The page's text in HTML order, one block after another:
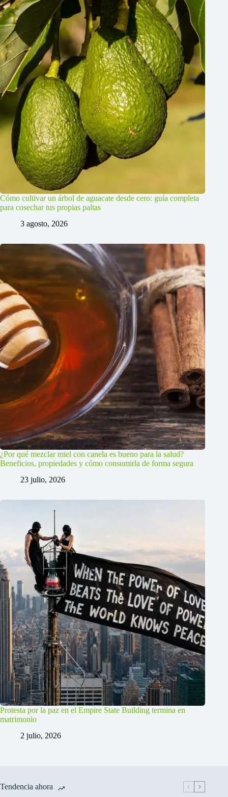
Cómo cultivar un árbol de aguacate desde cero: guía completa
para cosechar tus propias paltas
3 agosto, 2026
¿Por qué mezclar miel con canela es bueno para la salud?
Beneficios, propiedades y cómo consumirla de forma segura
23 julio, 2026
Protesta por la paz en el Empire State Building termina en
matrimonio
2 julio, 2026
Tendencia ahora